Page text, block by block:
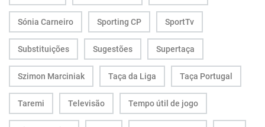
Sónia Carneiro Sporting CP SportTv
Substituições Sugestões Supertaça
Szimon Marciniak Taça da Liga Taça Portugal
Taremi Televisão Tempo útil de jogo